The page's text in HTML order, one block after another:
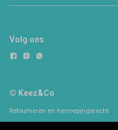
Volg ons
© Keez&Co
Retourneren en herroepingsrecht